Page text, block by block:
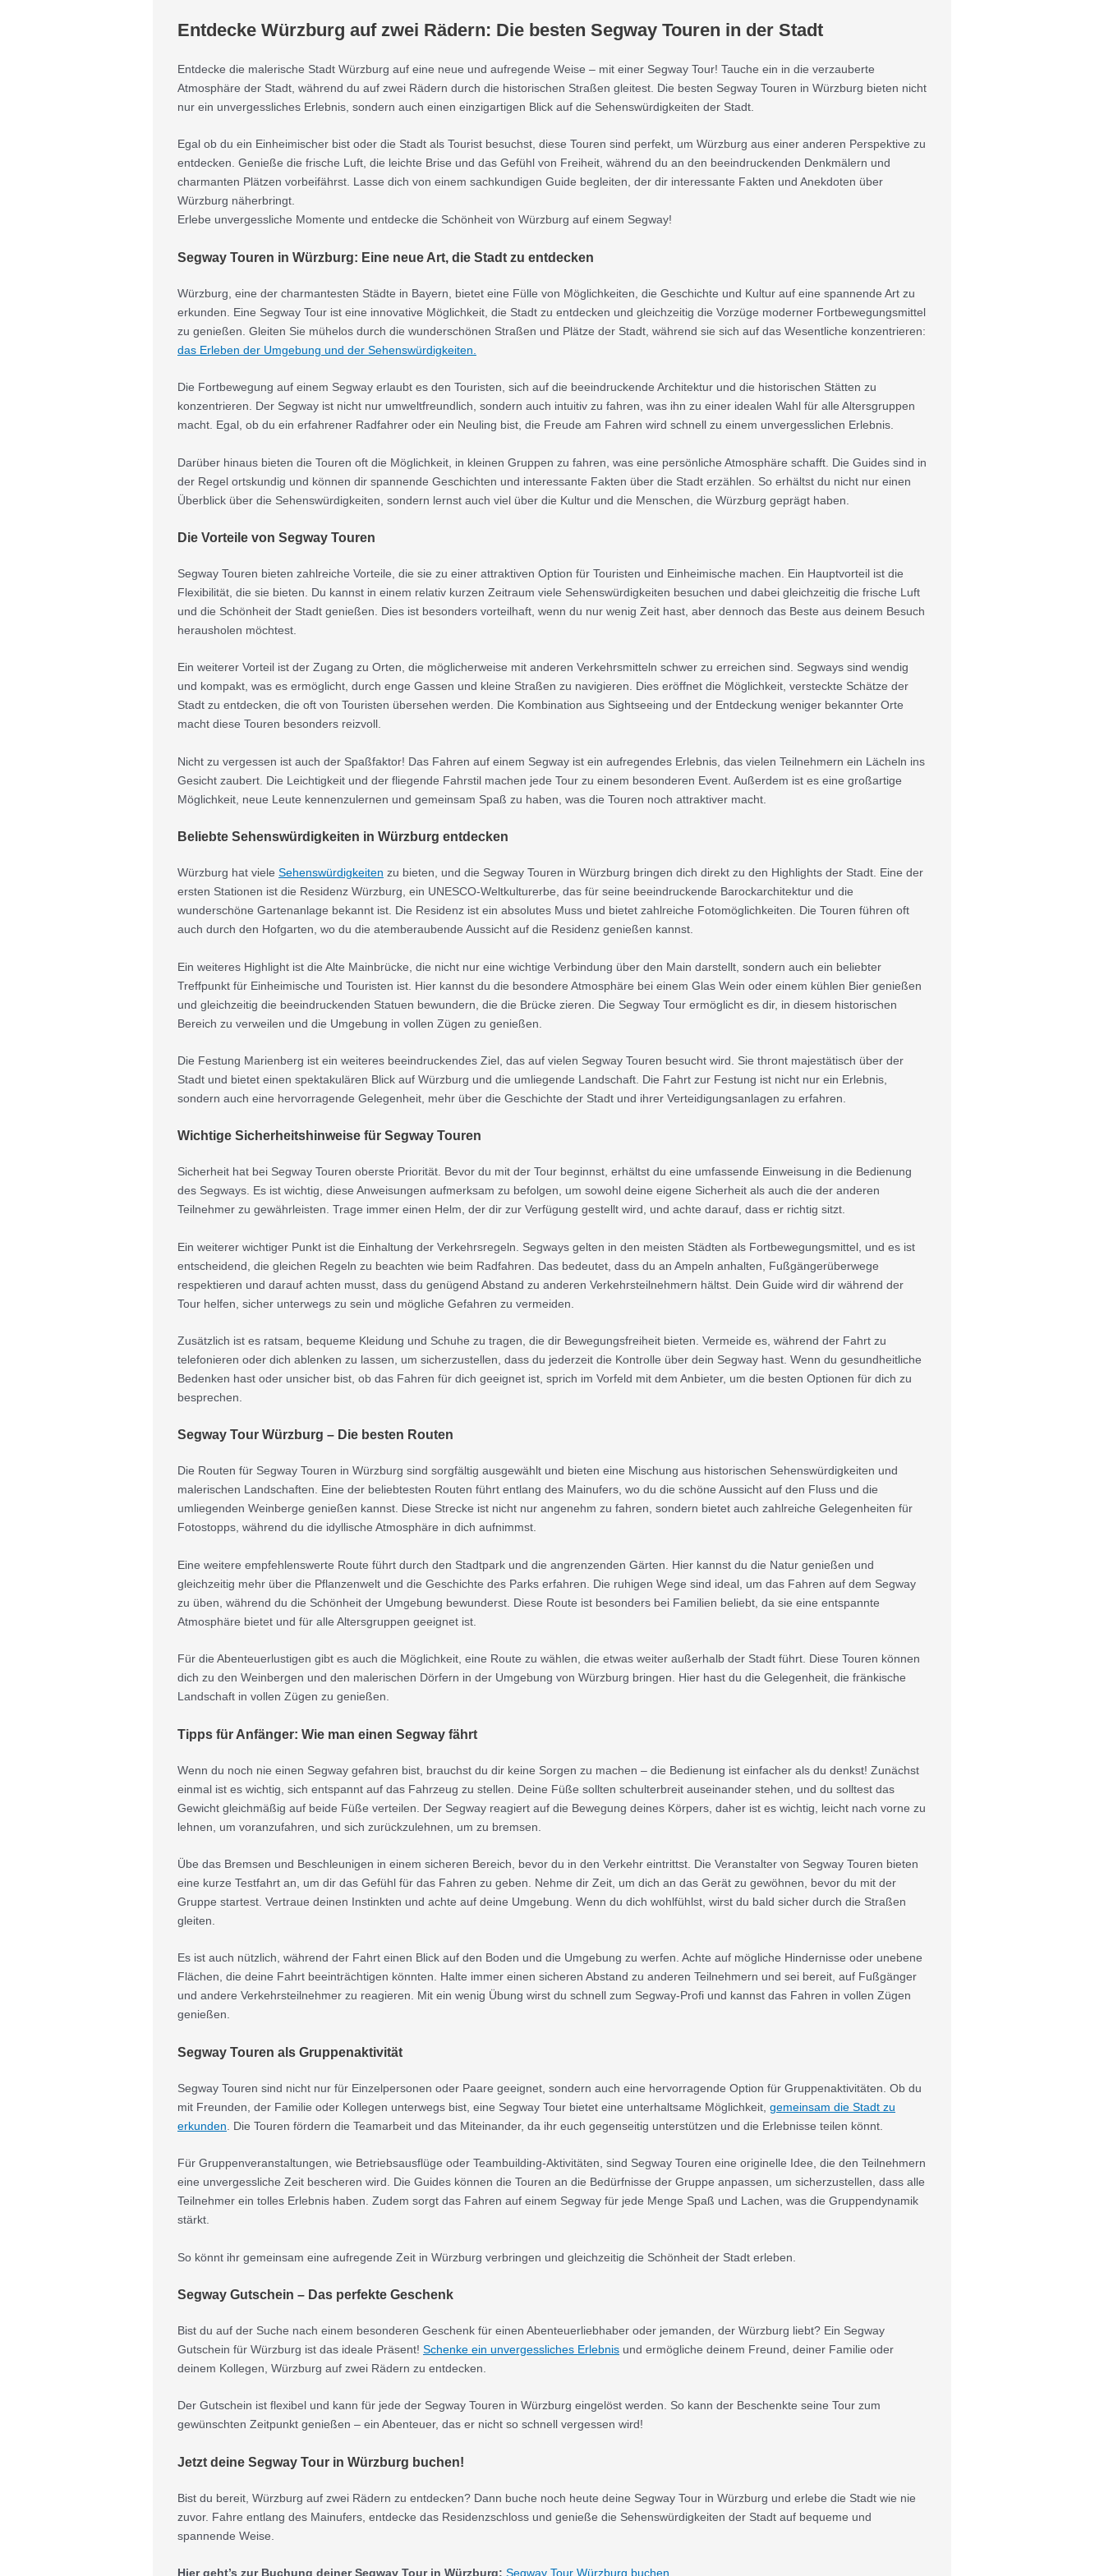
Entdecke Würzburg auf zwei Rädern: Die besten Segway Touren in der Stadt
Entdecke die malerische Stadt Würzburg auf eine neue und aufregende Weise – mit einer Segway Tour! Tauche ein in die verzauberte
Atmosphäre der Stadt, während du auf zwei Rädern durch die historischen Straßen gleitest. Die besten Segway Touren in Würzburg bieten nicht
nur ein unvergessliches Erlebnis, sondern auch einen einzigartigen Blick auf die Sehenswürdigkeiten der Stadt.
Egal ob du ein Einheimischer bist oder die Stadt als Tourist besuchst, diese Touren sind perfekt, um Würzburg aus einer anderen Perspektive zu
entdecken. Genieße die frische Luft, die leichte Brise und das Gefühl von Freiheit, während du an den beeindruckenden Denkmälern und
charmanten Plätzen vorbeifährst. Lasse dich von einem sachkundigen Guide begleiten, der dir interessante Fakten und Anekdoten über
Würzburg näherbringt.
Erlebe unvergessliche Momente und entdecke die Schönheit von Würzburg auf einem Segway!
Segway Touren in Würzburg: Eine neue Art, die Stadt zu entdecken
Würzburg, eine der charmantesten Städte in Bayern, bietet eine Fülle von Möglichkeiten, die Geschichte und Kultur auf eine spannende Art zu
erkunden. Eine Segway Tour ist eine innovative Möglichkeit, die Stadt zu entdecken und gleichzeitig die Vorzüge moderner Fortbewegungsmittel
zu genießen. Gleiten Sie mühelos durch die wunderschönen Straßen und Plätze der Stadt, während sie sich auf das Wesentliche konzentrieren:
das Erleben der Umgebung und der Sehenswürdigkeiten.
Die Fortbewegung auf einem Segway erlaubt es den Touristen, sich auf die beeindruckende Architektur und die historischen Stätten zu
konzentrieren. Der Segway ist nicht nur umweltfreundlich, sondern auch intuitiv zu fahren, was ihn zu einer idealen Wahl für alle Altersgruppen
macht. Egal, ob du ein erfahrener Radfahrer oder ein Neuling bist, die Freude am Fahren wird schnell zu einem unvergesslichen Erlebnis.
Darüber hinaus bieten die Touren oft die Möglichkeit, in kleinen Gruppen zu fahren, was eine persönliche Atmosphäre schafft. Die Guides sind in
der Regel ortskundig und können dir spannende Geschichten und interessante Fakten über die Stadt erzählen. So erhältst du nicht nur einen
Überblick über die Sehenswürdigkeiten, sondern lernst auch viel über die Kultur und die Menschen, die Würzburg geprägt haben.
Die Vorteile von Segway Touren
Segway Touren bieten zahlreiche Vorteile, die sie zu einer attraktiven Option für Touristen und Einheimische machen. Ein Hauptvorteil ist die
Flexibilität, die sie bieten. Du kannst in einem relativ kurzen Zeitraum viele Sehenswürdigkeiten besuchen und dabei gleichzeitig die frische Luft
und die Schönheit der Stadt genießen. Dies ist besonders vorteilhaft, wenn du nur wenig Zeit hast, aber dennoch das Beste aus deinem Besuch
herausholen möchtest.
Ein weiterer Vorteil ist der Zugang zu Orten, die möglicherweise mit anderen Verkehrsmitteln schwer zu erreichen sind. Segways sind wendig
und kompakt, was es ermöglicht, durch enge Gassen und kleine Straßen zu navigieren. Dies eröffnet die Möglichkeit, versteckte Schätze der
Stadt zu entdecken, die oft von Touristen übersehen werden. Die Kombination aus Sightseeing und der Entdeckung weniger bekannter Orte
macht diese Touren besonders reizvoll.
Nicht zu vergessen ist auch der Spaßfaktor! Das Fahren auf einem Segway ist ein aufregendes Erlebnis, das vielen Teilnehmern ein Lächeln ins
Gesicht zaubert. Die Leichtigkeit und der fliegende Fahrstil machen jede Tour zu einem besonderen Event. Außerdem ist es eine großartige
Möglichkeit, neue Leute kennenzulernen und gemeinsam Spaß zu haben, was die Touren noch attraktiver macht.
Beliebte Sehenswürdigkeiten in Würzburg entdecken
Würzburg hat viele Sehenswürdigkeiten zu bieten, und die Segway Touren in Würzburg bringen dich direkt zu den Highlights der Stadt. Eine der
ersten Stationen ist die Residenz Würzburg, ein UNESCO-Weltkulturerbe, das für seine beeindruckende Barockarchitektur und die
wunderschöne Gartenanlage bekannt ist. Die Residenz ist ein absolutes Muss und bietet zahlreiche Fotomöglichkeiten. Die Touren führen oft
auch durch den Hofgarten, wo du die atemberaubende Aussicht auf die Residenz genießen kannst.
Ein weiteres Highlight ist die Alte Mainbrücke, die nicht nur eine wichtige Verbindung über den Main darstellt, sondern auch ein beliebter
Treffpunkt für Einheimische und Touristen ist. Hier kannst du die besondere Atmosphäre bei einem Glas Wein oder einem kühlen Bier genießen
und gleichzeitig die beeindruckenden Statuen bewundern, die die Brücke zieren. Die Segway Tour ermöglicht es dir, in diesem historischen
Bereich zu verweilen und die Umgebung in vollen Zügen zu genießen.
Die Festung Marienberg ist ein weiteres beeindruckendes Ziel, das auf vielen Segway Touren besucht wird. Sie thront majestätisch über der
Stadt und bietet einen spektakulären Blick auf Würzburg und die umliegende Landschaft. Die Fahrt zur Festung ist nicht nur ein Erlebnis,
sondern auch eine hervorragende Gelegenheit, mehr über die Geschichte der Stadt und ihrer Verteidigungsanlagen zu erfahren.
Wichtige Sicherheitshinweise für Segway Touren
Sicherheit hat bei Segway Touren oberste Priorität. Bevor du mit der Tour beginnst, erhältst du eine umfassende Einweisung in die Bedienung
des Segways. Es ist wichtig, diese Anweisungen aufmerksam zu befolgen, um sowohl deine eigene Sicherheit als auch die der anderen
Teilnehmer zu gewährleisten. Trage immer einen Helm, der dir zur Verfügung gestellt wird, und achte darauf, dass er richtig sitzt.
Ein weiterer wichtiger Punkt ist die Einhaltung der Verkehrsregeln. Segways gelten in den meisten Städten als Fortbewegungsmittel, und es ist
entscheidend, die gleichen Regeln zu beachten wie beim Radfahren. Das bedeutet, dass du an Ampeln anhalten, Fußgängerüberwege
respektieren und darauf achten musst, dass du genügend Abstand zu anderen Verkehrsteilnehmern hältst. Dein Guide wird dir während der
Tour helfen, sicher unterwegs zu sein und mögliche Gefahren zu vermeiden.
Zusätzlich ist es ratsam, bequeme Kleidung und Schuhe zu tragen, die dir Bewegungsfreiheit bieten. Vermeide es, während der Fahrt zu
telefonieren oder dich ablenken zu lassen, um sicherzustellen, dass du jederzeit die Kontrolle über dein Segway hast. Wenn du gesundheitliche
Bedenken hast oder unsicher bist, ob das Fahren für dich geeignet ist, sprich im Vorfeld mit dem Anbieter, um die besten Optionen für dich zu
besprechen.
Segway Tour Würzburg – Die besten Routen
Die Routen für Segway Touren in Würzburg sind sorgfältig ausgewählt und bieten eine Mischung aus historischen Sehenswürdigkeiten und
malerischen Landschaften. Eine der beliebtesten Routen führt entlang des Mainufers, wo du die schöne Aussicht auf den Fluss und die
umliegenden Weinberge genießen kannst. Diese Strecke ist nicht nur angenehm zu fahren, sondern bietet auch zahlreiche Gelegenheiten für
Fotostopps, während du die idyllische Atmosphäre in dich aufnimmst.
Eine weitere empfehlenswerte Route führt durch den Stadtpark und die angrenzenden Gärten. Hier kannst du die Natur genießen und
gleichzeitig mehr über die Pflanzenwelt und die Geschichte des Parks erfahren. Die ruhigen Wege sind ideal, um das Fahren auf dem Segway
zu üben, während du die Schönheit der Umgebung bewunderst. Diese Route ist besonders bei Familien beliebt, da sie eine entspannte
Atmosphäre bietet und für alle Altersgruppen geeignet ist.
Für die Abenteuerlustigen gibt es auch die Möglichkeit, eine Route zu wählen, die etwas weiter außerhalb der Stadt führt. Diese Touren können
dich zu den Weinbergen und den malerischen Dörfern in der Umgebung von Würzburg bringen. Hier hast du die Gelegenheit, die fränkische
Landschaft in vollen Zügen zu genießen.
Tipps für Anfänger: Wie man einen Segway fährt
Wenn du noch nie einen Segway gefahren bist, brauchst du dir keine Sorgen zu machen – die Bedienung ist einfacher als du denkst! Zunächst
einmal ist es wichtig, sich entspannt auf das Fahrzeug zu stellen. Deine Füße sollten schulterbreit auseinander stehen, und du solltest das
Gewicht gleichmäßig auf beide Füße verteilen. Der Segway reagiert auf die Bewegung deines Körpers, daher ist es wichtig, leicht nach vorne zu
lehnen, um voranzufahren, und sich zurückzulehnen, um zu bremsen.
Übe das Bremsen und Beschleunigen in einem sicheren Bereich, bevor du in den Verkehr eintrittst. Die Veranstalter von Segway Touren bieten
eine kurze Testfahrt an, um dir das Gefühl für das Fahren zu geben. Nehme dir Zeit, um dich an das Gerät zu gewöhnen, bevor du mit der
Gruppe startest. Vertraue deinen Instinkten und achte auf deine Umgebung. Wenn du dich wohlfühlst, wirst du bald sicher durch die Straßen
gleiten.
Es ist auch nützlich, während der Fahrt einen Blick auf den Boden und die Umgebung zu werfen. Achte auf mögliche Hindernisse oder unebene
Flächen, die deine Fahrt beeinträchtigen könnten. Halte immer einen sicheren Abstand zu anderen Teilnehmern und sei bereit, auf Fußgänger
und andere Verkehrsteilnehmer zu reagieren. Mit ein wenig Übung wirst du schnell zum Segway-Profi und kannst das Fahren in vollen Zügen
genießen.
Segway Touren als Gruppenaktivität
Segway Touren sind nicht nur für Einzelpersonen oder Paare geeignet, sondern auch eine hervorragende Option für Gruppenaktivitäten. Ob du
mit Freunden, der Familie oder Kollegen unterwegs bist, eine Segway Tour bietet eine unterhaltsame Möglichkeit, gemeinsam die Stadt zu
erkunden . Die Touren fördern die Teamarbeit und das Miteinander, da ihr euch gegenseitig unterstützen und die Erlebnisse teilen könnt.
Für Gruppenveranstaltungen, wie Betriebsausflüge oder Teambuilding-Aktivitäten, sind Segway Touren eine originelle Idee, die den Teilnehmern
eine unvergessliche Zeit bescheren wird. Die Guides können die Touren an die Bedürfnisse der Gruppe anpassen, um sicherzustellen, dass alle
Teilnehmer ein tolles Erlebnis haben. Zudem sorgt das Fahren auf einem Segway für jede Menge Spaß und Lachen, was die Gruppendynamik
stärkt.
So könnt ihr gemeinsam eine aufregende Zeit in Würzburg verbringen und gleichzeitig die Schönheit der Stadt erleben.
Segway Gutschein – Das perfekte Geschenk
Bist du auf der Suche nach einem besonderen Geschenk für einen Abenteuerliebhaber oder jemanden, der Würzburg liebt? Ein Segway
Gutschein für Würzburg ist das ideale Präsent! Schenke ein unvergessliches Erlebnis und ermögliche deinem Freund, deiner Familie oder
deinem Kollegen, Würzburg auf zwei Rädern zu entdecken.
Der Gutschein ist flexibel und kann für jede der Segway Touren in Würzburg eingelöst werden. So kann der Beschenkte seine Tour zum
gewünschten Zeitpunkt genießen – ein Abenteuer, das er nicht so schnell vergessen wird!
Jetzt deine Segway Tour in Würzburg buchen!
Bist du bereit, Würzburg auf zwei Rädern zu entdecken? Dann buche noch heute deine Segway Tour in Würzburg und erlebe die Stadt wie nie
zuvor. Fahre entlang des Mainufers, entdecke das Residenzschloss und genieße die Sehenswürdigkeiten der Stadt auf bequeme und
spannende Weise.
Hier geht’s zur Buchung deiner Segway Tour in Würzburg: Segway Tour Würzburg buchen